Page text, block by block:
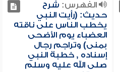
الفهرس: شرح
حديث: (رأيت النبي
يخطب الناس على ناقته
العضباء يوم الأضحى
بمنى) وتراجم رجال
إسناده , خطبة النبي
صلى الله عليه وسلم